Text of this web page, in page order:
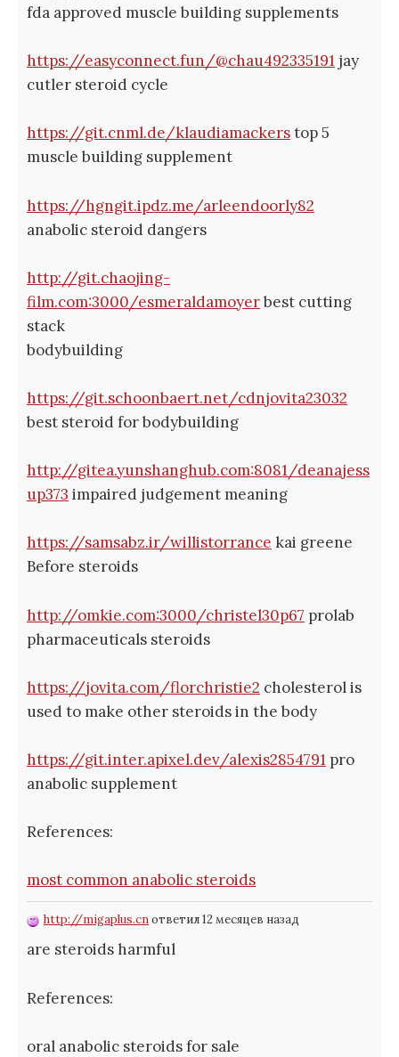
fda approved muscle building supplements
https://easyconnect.fun/@chau492335191 jay
cutler steroid cycle
https://git.cnml.de/klaudiamackerstop 5
muscle building supplement
https://hgngit.ipdz.me/arleendoorly82
anabolic steroid dangers
http://git.chaojing-
film.com:3000/esmeraldamoyerbest cutting
stack
bodybuilding
https://git.schoonbaert.net/cdnjovita23032
best steroid for bodybuilding
http://gitea.yunshanghub.com:8081/deanajess
up373 impaired judgement meaning
https://samsabz.ir/willistorrance kai greene
Before steroids
http://omkie.com:3000/christel30p67 prolab
pharmaceuticals steroids
https://jovita.com/florchristie2 cholesterol is
used to make other steroids in the body
https://git.inter.apixel.dev/alexis2854791 pro
anabolic supplement
References:
most common anabolic steroids
http://migaplus.cnответил 12 месяцев назад
are steroids harmful
References:
oral anabolic steroids for sale